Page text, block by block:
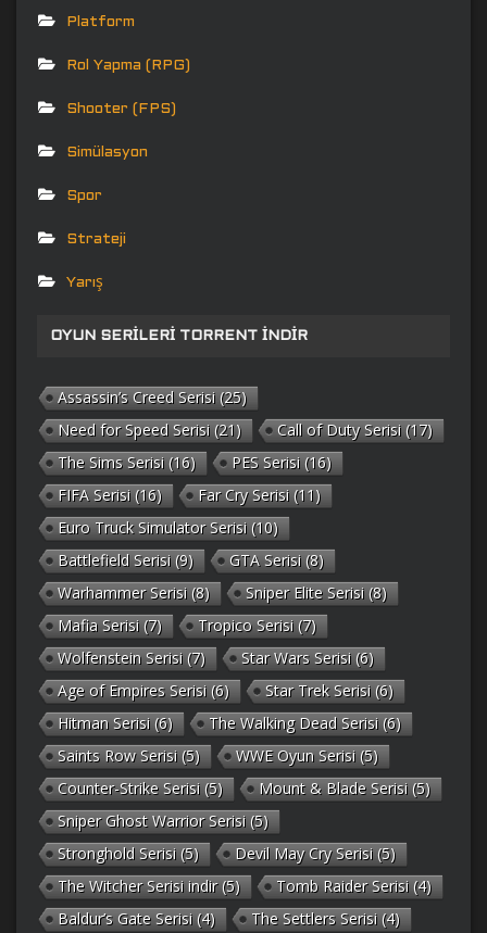
Platform
Rol Yapma (RPG)
Shooter (FPS)
Simülasyon
Spor
Strateji
Yarış
OYUN SERILERI TORRENT İNDIR
Assassin’s Creed Serisi (25)
Need for Speed Serisi (21) Call of Duty Serisi (17)
The Sims Serisi (16) PES Serisi (16)
FIFA Serisi (16) Far Cry Serisi (11)
Euro Truck Simulator Serisi (10)
Battlefield Serisi (9) GTA Serisi (8)
Warhammer Serisi (8) Sniper Elite Serisi (8)
Mafia Serisi (7) Tropico Serisi (7)
Wolfenstein Serisi (7) Star Wars Serisi (6)
Age of Empires Serisi (6) Star Trek Serisi (6)
Hitman Serisi (6) The Walking Dead Serisi (6)
Saints Row Serisi (5) WWE Oyun Serisi (5)
Counter-Strike Serisi (5) Mount & Blade Serisi (5)
Sniper Ghost Warrior Serisi (5)
Stronghold Serisi (5) Devil May Cry Serisi (5)
The Witcher Serisi indir(5) Tomb Raider Serisi (4)
Baldur’s Gate Serisi (4) The Settlers Serisi (4)